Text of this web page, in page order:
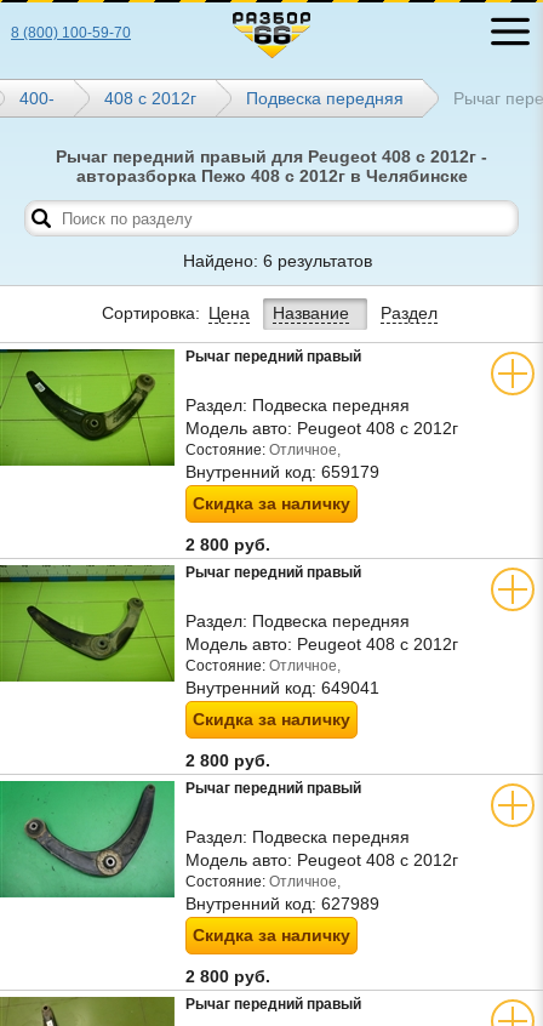
8 (800) 100-59-70
400- 408 с 2012г Подвеска передняя Рычаг
Рычаг передний правый для Peugeot 408 с 2012г -
авторазборка Пежо 408 с 2012г в Челябинске
Найдено: 6 результатов
Сортировка: Цена Название Раздел
Рычаг передний правый
Раздел: Подвеска передняя
Модель авто: Peugeot 408 с 2012г
Состояние: Отличное,
Внутренний код: 659179
Скидка за наличку
2 800 руб.
Рычаг передний правый
Раздел: Подвеска передняя
Модель авто: Peugeot 408 с 2012г
Состояние: Отличное,
Внутренний код: 649041
Скидка за наличку
2 800 руб.
Рычаг передний правый
Раздел: Подвеска передняя
Модель авто: Peugeot 408 с 2012г
Состояние: Отличное,
Внутренний код: 627989
Скидка за наличку
2 800 руб.
Рычаг передний правый